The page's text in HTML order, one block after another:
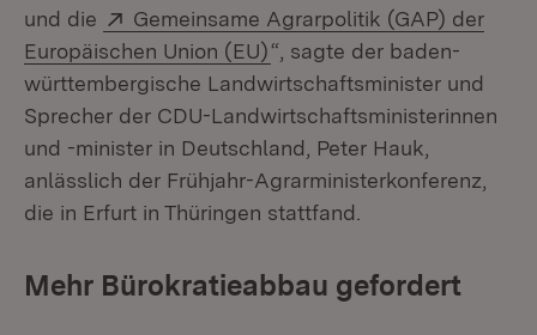
und die
Extern:
Gemeinsame Agrarpolitik (GAP) der
Europäischen Union (EU)(Öffnet in neuem Fenster)
“, sagte der baden-
württembergische Landwirtschaftsminister und
Sprecher der CDU-Landwirtschaftsministerinnen
und -minister in Deutschland, Peter Hauk,
anlässlich der Frühjahr-Agrarministerkonferenz,
die in Erfurt in Thüringen stattfand.
Mehr Bürokratieabbau gefordert